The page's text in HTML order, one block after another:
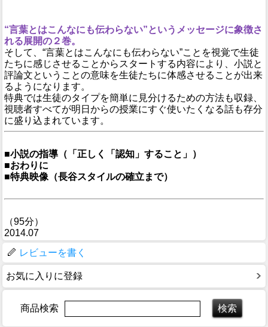
“言葉とはこんなにも伝わらない”というメッセージに象徴さ
れる展開の２巻。
そして、“言葉とはこんなにも伝わらない”ことを視覚で生徒
たちに感じさせることからスタートする内容により、小説と
評論文ということの意味を生徒たちに体感させることが出来
るようになります。
特典では生徒のタイプを簡単に見分けるための方法も収録、
視聴者すべてが明日からの授業にすぐ使いたくなる話も存分
に盛り込まれています。
■小説の指導（「正しく「認知」すること」）
■おわりに
■特典映像（長谷スタイルの確立まで）
（95分）
2014.07
レビューを書く
お気に入りに登録
商品検索